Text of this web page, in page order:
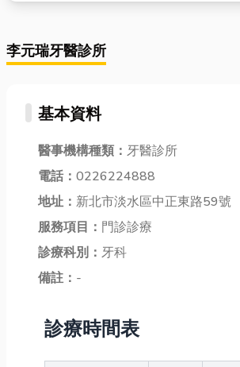
李元瑞牙醫診所
基本資料
醫事機構種類： 牙醫診所
電話： 0226224888
地址： 新北市淡水區中正東路59號
服務項目： 門診診療
診療科別： 牙科
備註： -
診療時間表